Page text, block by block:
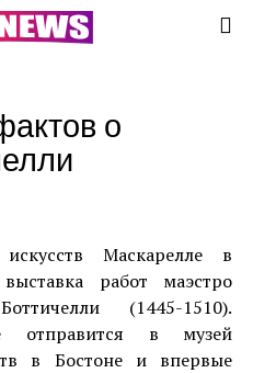
о
Маскарелле в
работ маэстро
(1445-1510).
отправится в музей
в Бостоне и впервые